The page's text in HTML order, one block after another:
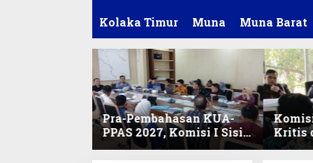
Kolaka Timur Muna Muna Barat
Pra-Pembahasan KUA-
PPAS 2027, Komisi I Sisir
Program Prioritas
Kritis